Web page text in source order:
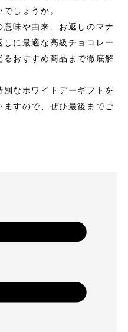
しょうか。
味や由来、お返しのマナ
に最適な高級チョコレー
るおすすめ商品まで徹底解
なホワイトデーギフトを
すので、ぜひ最後までご